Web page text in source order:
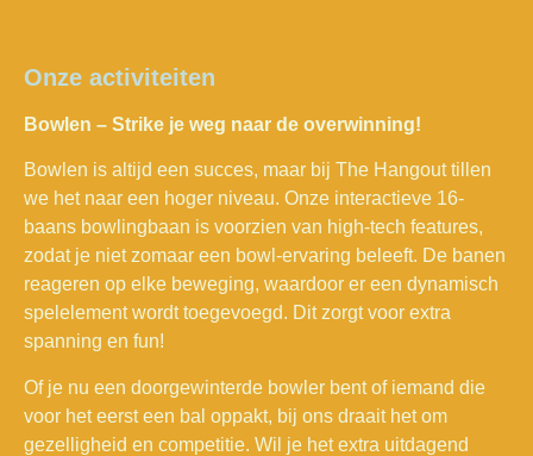
Onze activiteiten
Bowlen – Strike je weg naar de overwinning!
Bowlen is altijd een succes, maar bij The Hangout tillen
we het naar een hoger niveau. Onze interactieve 16-
baans bowlingbaan is voorzien van high-tech features,
zodat je niet zomaar een bowl-ervaring beleeft. De banen
reageren op elke beweging, waardoor er een dynamisch
spelelement wordt toegevoegd. Dit zorgt voor extra
spanning en fun!
Of je nu een doorgewinterde bowler bent of iemand die
voor het eerst een bal oppakt, bij ons draait het om
gezelligheid en competitie. Wil je het extra uitdagend